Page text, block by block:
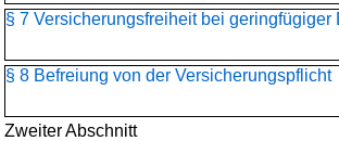
§ 7 Versicherungsfreiheit bei geringfügiger
§ 8 Befreiung von der Versicherungspflicht
Zweiter Abschnitt